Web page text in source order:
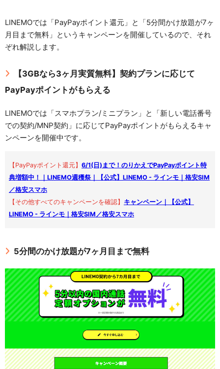
LINEMOでは「PayPayポイント還元」と「5分間かけ放題が7ヶ
月目まで無料」というキャンペーンを開催しているので、それ
ぞれ解説します。
【3GBなら3ヶ月実質無料】契約プランに応じて
PayPayポイントがもらえる
LINEMOでは「スマホプラン/ミニプラン」と「新しい電話番号
での契約/MNP契約」に応じてPayPayポイントがもらえるキャ
ンペーンを開催中です。
【PayPayポイント還元】 6/1(日)まで！のりかえでPayPayポイント特
典増額中！｜LINEMO週穫祭｜【公式】LINEMO - ラインモ｜格安SIM
／格安スマホ
【その他すべてのキャンペーンを確認】 キャンペーン｜【公式】
LINEMO - ラインモ｜格安SIM／格安スマホ
5分間のかけ放題が7ヶ月目まで無料